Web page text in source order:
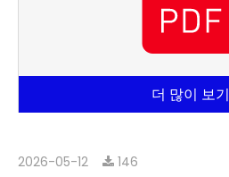
더 많이 보기
2026-05-12 146